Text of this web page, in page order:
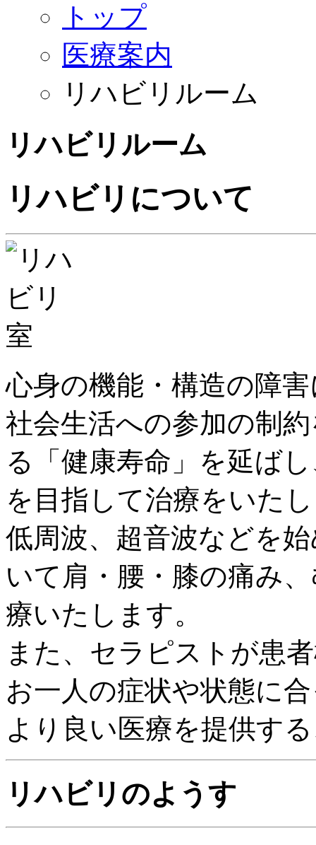
トップ
医療案内
リハビリルーム
リハビリルーム
リハビリについて
心身の機能・構造の障
社会生活への参加の制
る「健康寿命」を延ば
を目指して治療をいた
低周波、超音波などを
いて肩・腰・膝の痛み
療いたします。
また、セラピストが患
お一人の症状や状態に
より良い医療を提供す
リハビリのようす